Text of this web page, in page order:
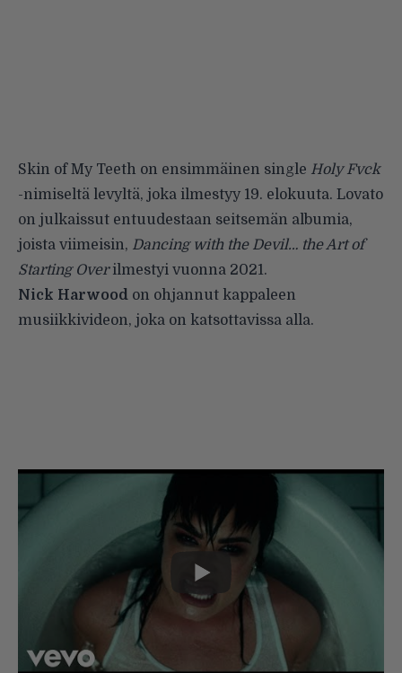
Skin of My Teeth on ensimmäinen single Holy Fvck
-nimiseltä levyltä, joka ilmestyy 19. elokuuta. Lovato
on julkaissut entuudestaan seitsemän albumia,
joista viimeisin, Dancing with the Devil… the Art of
Starting Overilmestyi vuonna 2021.
Nick Harwood on ohjannut kappaleen
musiikkivideon, joka on katsottavissa alla.